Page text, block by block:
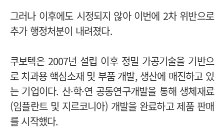
그러나 이후에도 시정되지 않아 이번에 2차 위반으로
추가 행정처분이 내려졌다.
쿠보텍은 2007년 설립 이후 정밀 가공기술을 기반으
로 치과용 핵심소재 및 부품 개발, 생산에 매진하고 있
는 기업이다. 산·학·연 공동연구개발을 통해 생체재료
(임플란트 및 지르코니아) 개발을 완료하고 제품 판매
를 시작했다.